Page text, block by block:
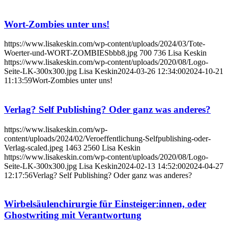
Wort-Zombies unter uns!
https://www.lisakeskin.com/wp-content/uploads/2024/03/Tote-
Woerter-und-WORT-ZOMBIESbbb8.jpg 700 736 Lisa Keskin
https://www.lisakeskin.com/wp-content/uploads/2020/08/Logo-
Seite-LK-300x300.jpg Lisa Keskin2024-03-26 12:34:002024-10-21
11:13:59Wort-Zombies unter uns!
Verlag? Self Publishing? Oder ganz was anderes?
https://www.lisakeskin.com/wp-
content/uploads/2024/02/Veroeffentlichung-Selfpublishing-oder-
Verlag-scaled.jpeg 1463 2560 Lisa Keskin
https://www.lisakeskin.com/wp-content/uploads/2020/08/Logo-
Seite-LK-300x300.jpg Lisa Keskin2024-02-13 14:52:002024-04-27
12:17:56Verlag? Self Publishing? Oder ganz was anderes?
Wirbelsäulenchirurgie für Einsteiger:innen, oder
Ghostwriting mit Verantwortung